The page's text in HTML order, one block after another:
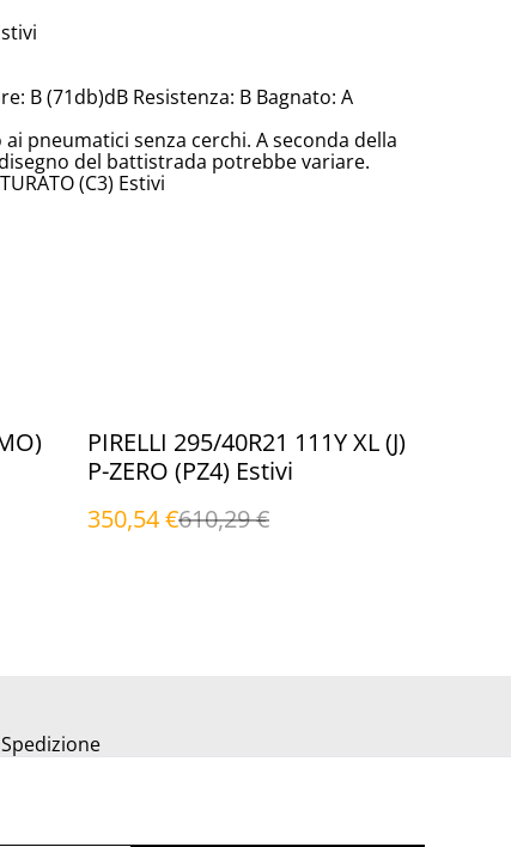
B (71db)dB Resistenza: B Bagnato: A
pneumatici senza cerchi. A seconda della
del battistrada potrebbe variare.
(C3) Estivi
%
PIRELLI 295/40R21 111Y XL (J)
P-ZERO (PZ4) Estivi
350,54 €610,29 €
Spedizione